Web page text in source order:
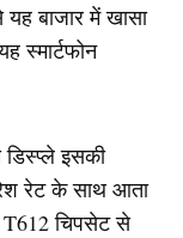
बाजार में खासा
स्मार्टफोन
इसकी
रेट के साथ आता
T612 चिपसेट से